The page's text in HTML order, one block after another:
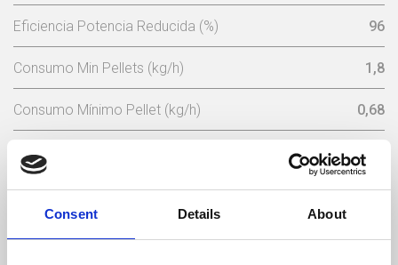
Consent Details About
Eficiencia Potencia Reducida (%) 96
Consumo Min Pellets (kg/h) 1,8
Consumo Mínimo Pellet (kg/h) 0,68
Capacidad Tolva De Pellets (Kg)
Potencia Nominal Eléctrica (w) 102 (máx 362)
Tensión Nominal (V) 230